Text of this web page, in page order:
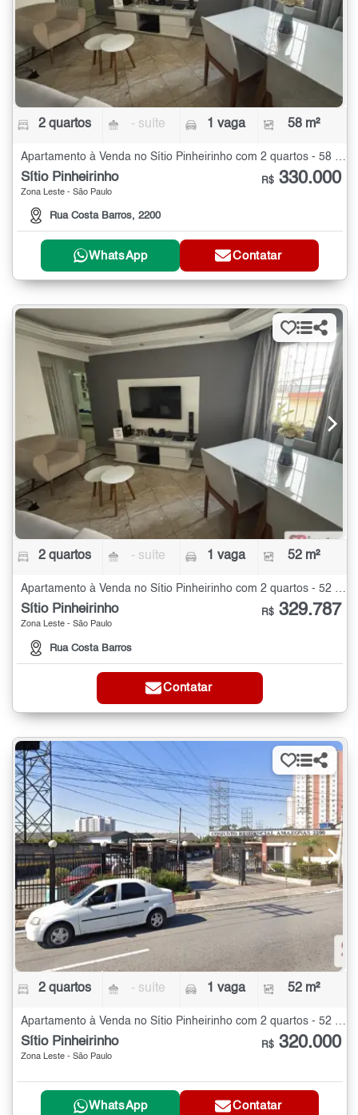
2 quartos - suíte 1 vaga 58 m²
Apartamento à Venda no Sítio Pinheirinho com 2 quartos - 58 m²
Sítio Pinheirinho
Zona Leste - São Paulo
Rua Costa Barros, 2200
R$ 330.000
WhatsApp Contatar
2 quartos - suíte 1 vaga 52 m²
Apartamento à Venda no Sítio Pinheirinho com 2 quartos - 52 m²
Sítio Pinheirinho
Zona Leste - São Paulo
Rua Costa Barros
R$ 329.787
Contatar
2 quartos - suíte 1 vaga 52 m²
Sítio Pinheirinho
Zona Leste - São Paulo
R$ 320.000
WhatsApp Contatar